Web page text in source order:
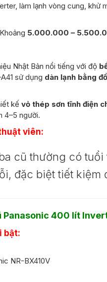
làm lạnh vòng cung, khử
Khoảng 5.000.000 –
Nhật Bản nổi tiếng với độ
sử dụng dàn lạnh bằng
kế vỏ thép sơn tĩnh điện
4–5 người.
viên:
cũ thường có
đặc biệt tiết kiệm
Panasonic 400 lít
bật:
NR-BX410V